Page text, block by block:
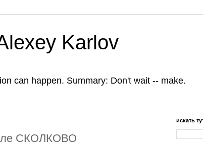
Karlov
can happen. Summary: Don't wait -- make.
СКОЛКОВО
искать